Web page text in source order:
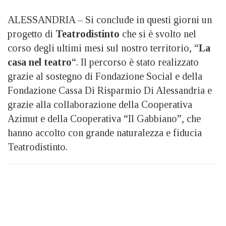
ALESSANDRIA – Si conclude in questi giorni un
progetto di Teatrodistinto che si è svolto nel
corso degli ultimi mesi sul nostro territorio, “La
casa nel teatro“. Il percorso è stato realizzato
grazie al sostegno di Fondazione Social e della
Fondazione Cassa Di Risparmio Di Alessandria e
grazie alla collaborazione della Cooperativa
Azimut e della Cooperativa “Il Gabbiano”, che
hanno accolto con grande naturalezza e fiducia
Teatrodistinto.